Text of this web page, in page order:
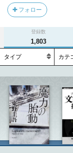
フォロー
登録数
1,803